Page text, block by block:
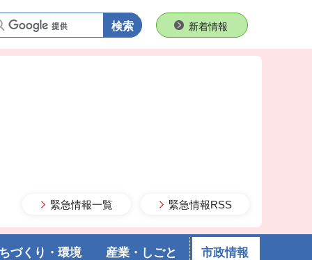
緊急情報一覧 緊急情報RSS
語句で検索新着情報
づくり・環境 産業・しごと 市政情報